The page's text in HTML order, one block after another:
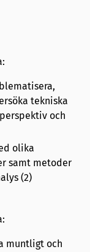
tekniska
och
olika
samt metoder
(2)
muntligt och